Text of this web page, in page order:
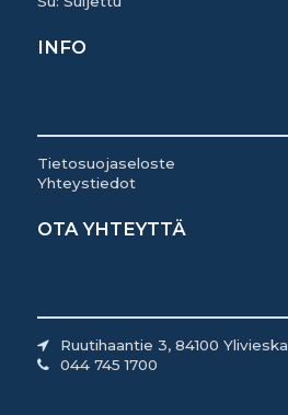
INFO
Tietosuojaseloste
Yhteystiedot
OTA YHTEYTTÄ
Ruutihaantie 3, 84100 Ylivieska
044 745 1700